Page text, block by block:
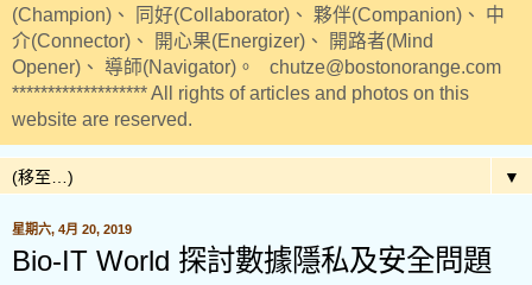
(Champion)、 同好(Collaborator)、 夥伴(Companion)、 中
介(Connector)、 開心果(Energizer)、 開路者(Mind
Opener)、 導師(Navigator)。 chutze@bostonorange.com
******************* All rights of articles and photos on this
website are reserved.
▼
星期六, 4月 20, 2019
Bio-IT World 探討數據隱私及安全問題